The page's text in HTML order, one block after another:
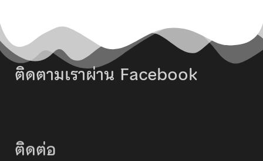
ติดตามเราผ่าน Facebook
ติดต่อ